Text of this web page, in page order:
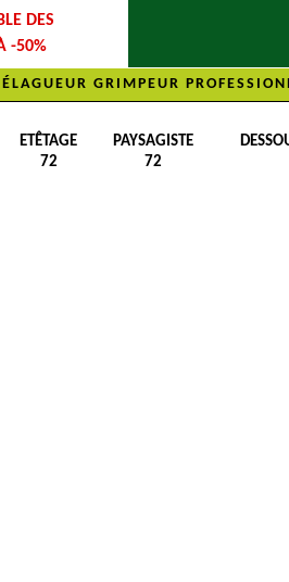
DES
-50%
ÉLAGUEUR GRIMPEUR
ETÊTAGE
72
PAYSAGISTE
72